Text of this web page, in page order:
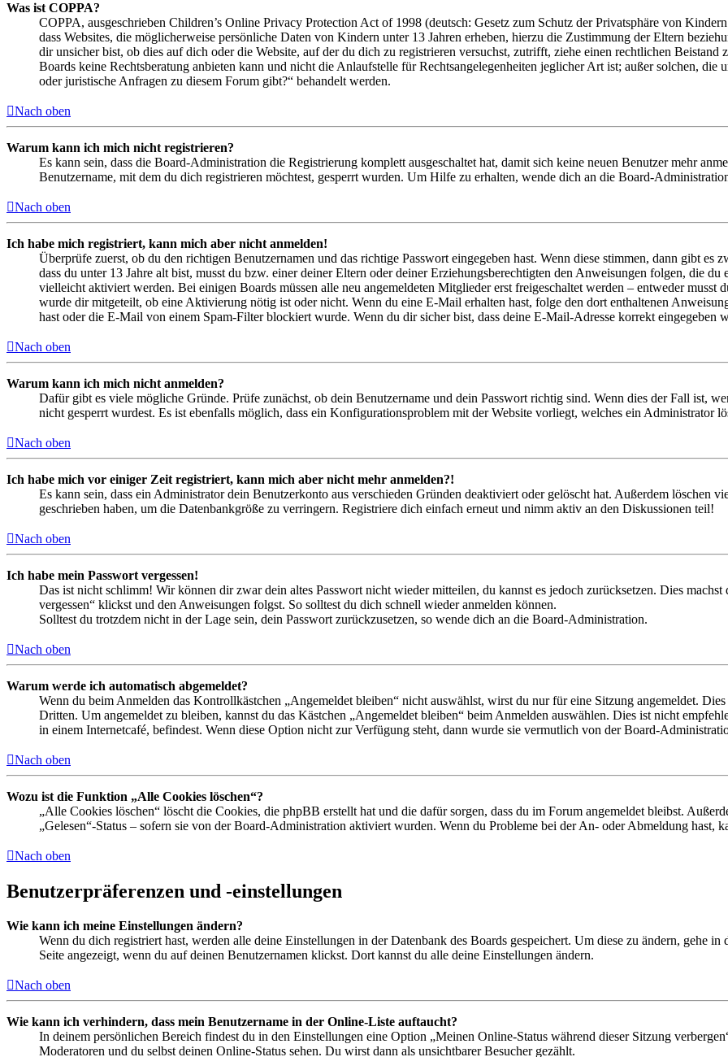
Was ist COPPA?
COPPA, ausgeschrieben Children’s Online Privacy Protection Act of 1998 (deutsch: Gesetz zum Schutz der Privatsphäre von
dass Websites, die möglicherweise persönliche Daten von Kindern unter 13 Jahren erheben, hierzu die Zustimmung der Eltern
dir unsicher bist, ob dies auf dich oder die Website, auf der du dich zu registrieren versuchst, zutrifft, ziehe einen rechtlichen
Boards keine Rechtsberatung anbieten kann und nicht die Anlaufstelle für Rechtsangelegenheiten jeglicher Art ist; außer solchen,
oder juristische Anfragen zu diesem Forum gibt?“ behandelt werden.
Nach oben
Warum kann ich mich nicht registrieren?
Es kann sein, dass die Board-Administration die Registrierung komplett ausgeschaltet hat, damit sich keine neuen Benutzer mehr
Benutzername, mit dem du dich registrieren möchtest, gesperrt wurden. Um Hilfe zu erhalten, wende dich an die Board-
Nach oben
Ich habe mich registriert, kann mich aber nicht anmelden!
Überprüfe zuerst, ob du den richtigen Benutzernamen und das richtige Passwort eingegeben hast. Wenn diese stimmen, dann gibt es
dass du unter 13 Jahre alt bist, musst du bzw. einer deiner Eltern oder deiner Erziehungsberechtigten den Anweisungen folgen, die
vielleicht aktiviert werden. Bei einigen Boards müssen alle neu angemeldeten Mitglieder erst freigeschaltet werden – entweder musst
wurde dir mitgeteilt, ob eine Aktivierung nötig ist oder nicht. Wenn du eine E-Mail erhalten hast, folge den dort enthaltenen
hast oder die E-Mail von einem Spam-Filter blockiert wurde. Wenn du dir sicher bist, dass deine E-Mail-Adresse korrekt eingegeben
Nach oben
Warum kann ich mich nicht anmelden?
Dafür gibt es viele mögliche Gründe. Prüfe zunächst, ob dein Benutzername und dein Passwort richtig sind. Wenn dies der Fall ist,
nicht gesperrt wurdest. Es ist ebenfalls möglich, dass ein Konfigurationsproblem mit der Website vorliegt, welches ein Administrator
Nach oben
Ich habe mich vor einiger Zeit registriert, kann mich aber nicht mehr anmelden?!
Es kann sein, dass ein Administrator dein Benutzerkonto aus verschieden Gründen deaktiviert oder gelöscht hat. Außerdem löschen
geschrieben haben, um die Datenbankgröße zu verringern. Registriere dich einfach erneut und nimm aktiv an den Diskussionen teil!
Nach oben
Ich habe mein Passwort vergessen!
Das ist nicht schlimm! Wir können dir zwar dein altes Passwort nicht wieder mitteilen, du kannst es jedoch zurücksetzen. Dies
vergessen“ klickst und den Anweisungen folgst. So solltest du dich schnell wieder anmelden können.
Solltest du trotzdem nicht in der Lage sein, dein Passwort zurückzusetzen, so wende dich an die Board-Administration.
Nach oben
Warum werde ich automatisch abgemeldet?
Wenn du beim Anmelden das Kontrollkästchen „Angemeldet bleiben“ nicht auswählst, wirst du nur für eine Sitzung angemeldet.
Dritten. Um angemeldet zu bleiben, kannst du das Kästchen „Angemeldet bleiben“ beim Anmelden auswählen. Dies ist nicht
in einem Internetcafé, befindest. Wenn diese Option nicht zur Verfügung steht, dann wurde sie vermutlich von der Board-
Nach oben
Wozu ist die Funktion „Alle Cookies löschen“?
„Alle Cookies löschen“ löscht die Cookies, die phpBB erstellt hat und die dafür sorgen, dass du im Forum angemeldet bleibst.
„Gelesen“-Status – sofern sie von der Board-Administration aktiviert wurden. Wenn du Probleme bei der An- oder Abmeldung hast,
Nach oben
Benutzerpräferenzen und -einstellungen
Wie kann ich meine Einstellungen ändern?
Wenn du dich registriert hast, werden alle deine Einstellungen in der Datenbank des Boards gespeichert. Um diese zu ändern, gehe
Seite angezeigt, wenn du auf deinen Benutzernamen klickst. Dort kannst du alle deine Einstellungen ändern.
Nach oben
Wie kann ich verhindern, dass mein Benutzername in der Online-Liste auftaucht?
In deinem persönlichen Bereich findest du in den Einstellungen eine Option „Meinen Online-Status während dieser Sitzung
Moderatoren und du selbst deinen Online-Status sehen. Du wirst dann als unsichtbarer Besucher gezählt.